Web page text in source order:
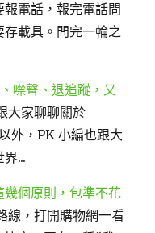
電話，報完電話問
載具。問完一輪之
噤聲、退追蹤，又
大家聊聊關於
外，PK 小編也跟大
...
個原則，包準不花
線，打開購物網一看